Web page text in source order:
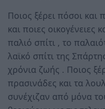
Ποιος ξέρει πόσοι και
και ποιες οικογένειες
παλιό σπίτι , το
λαϊκό σπίτι της
χρόνια ζωής . Ποιος
πρασινάδες και τα
συνέχιζαν από μόνα